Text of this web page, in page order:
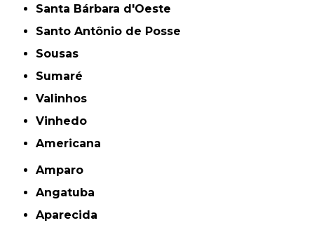
Santa Bárbara d'Oeste
Santo Antônio de Posse
Sousas
Sumaré
Valinhos
Vinhedo
americana
Amparo
Angatuba
Aparecida